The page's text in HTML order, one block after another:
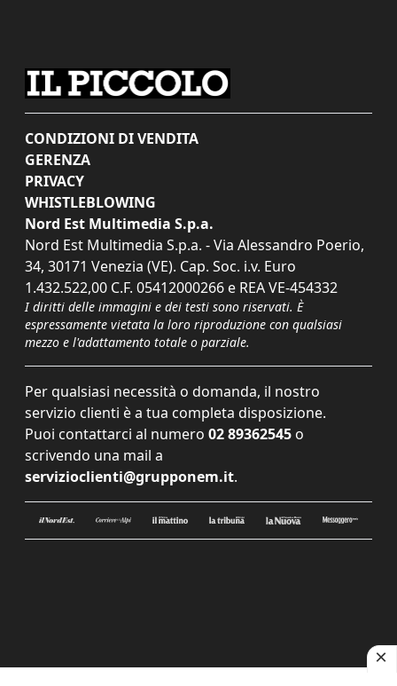
CONDIZIONI DI VENDITA
GERENZA
PRIVACY
WHISTLEBLOWING
Nord Est Multimedia S.p.a.
Nord Est Multimedia S.p.a. - Via Alessandro Poerio,
34, 30171 Venezia (VE). Cap. Soc. i.v. Euro
1.432.522,00 C.F. 05412000266 e REA VE-454332
I diritti delle immagini e dei testi sono riservati. È
espressamente vietata la loro riproduzione con qualsiasi
mezzo e l'adattamento totale o parziale.
Per qualsiasi necessità o domanda, il nostro
servizio clienti è a tua completa disposizione.
Puoi contattarci al numero 02 89362545 o
scrivendo una mail a
servizioclienti@grupponem.it.